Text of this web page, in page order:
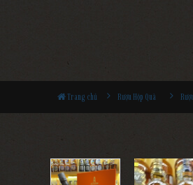
Trang chủ Rượu Hộp Quà